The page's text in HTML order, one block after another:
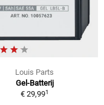
Louis Parts
Gel-Batterij
€ 29,991